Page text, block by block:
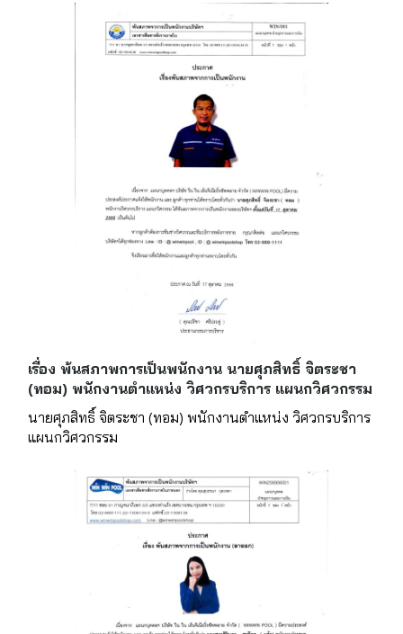
เรื่อง พ้นสภาพการเป็นพนักงาน นายศุภสิทธิ์ จิตระชา
(ทอม) พนักงานตำแหน่ง วิศวกรบริการ แผนกวิศวกรรม
นายศุภสิทธิ์ จิตระชา (ทอม) พนักงานตำแหน่ง วิศวกรบริการ
แผนกวิศวกรรม